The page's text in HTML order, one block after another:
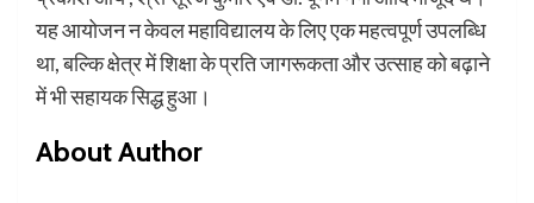
यह आयोजन न केवल महाविद्यालय के लिए एक महत्वपूर्ण उपलब्धि
था, बल्कि क्षेत्र में शिक्षा के प्रति जागरूकता और उत्साह को बढ़ाने
में भी सहायक सिद्ध हुआ।
About Author